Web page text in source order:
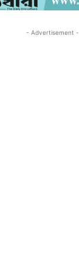
- Advertisement -